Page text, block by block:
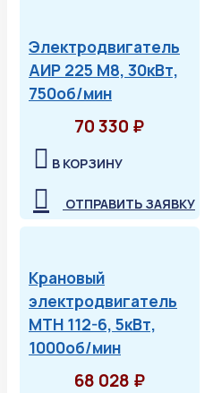
Электродвигатель
АИР 225 М8, 30кВт,
750об/мин
70 330 ₽
В КОРЗИНУ
ОТПРАВИТЬ ЗАЯВКУ
Крановый
электродвигатель
МТН 112-6, 5кВт,
1000об/мин
68 028 ₽